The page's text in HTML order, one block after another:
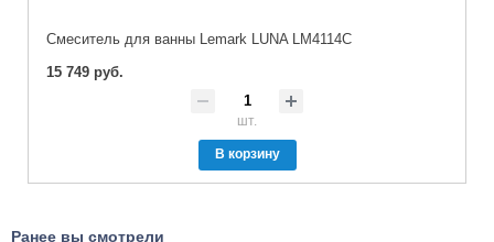
Cмеситель для ванны Lemark LUNA LM4114C
15 749 руб.
шт.
В корзину
Ранее вы смотрели